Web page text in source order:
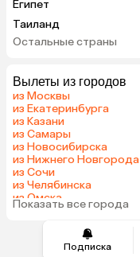
Подписка
Египет
Таиланд
ОАЭ
Кипр
Саудовская Аравия
Остальные страны
Вылеты из городов
из Москвы
из Екатеринбурга
из Казани
из Самары
из Новосибирска
из Нижнего Новгорода
из Сочи
из Челябинска
из Омска
из Красноярска
Показать все города